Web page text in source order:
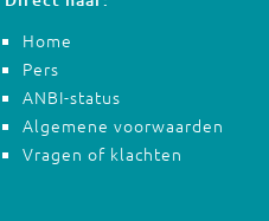
Home
Pers
ANBI-status
Algemene voorwaarden
Vragen of klachten